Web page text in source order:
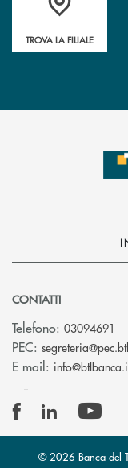
TROVA LA FILIALE
CONTATTI
Telefono: 03094691
PEC:
E-mail:
© 2026 Banca del